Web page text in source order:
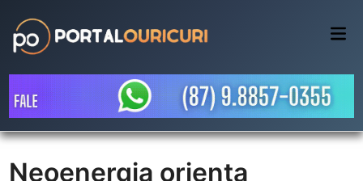
content
Neoenergia orienta